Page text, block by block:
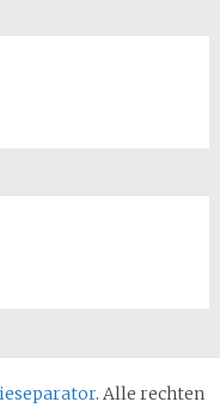
. Alle rechten